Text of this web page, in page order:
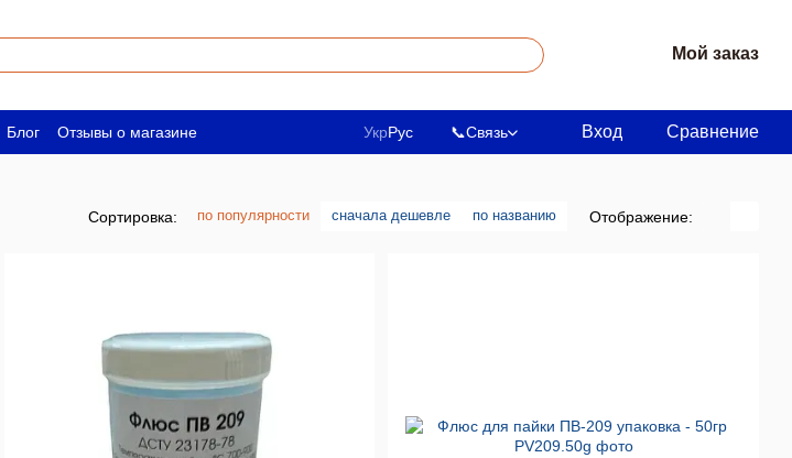
Мой заказ
Блог
Отзывы о магазине
УкрРус 📞Связь Вход Сравнение
Сортировка: по популярности сначала дешевле по названию Отображение: